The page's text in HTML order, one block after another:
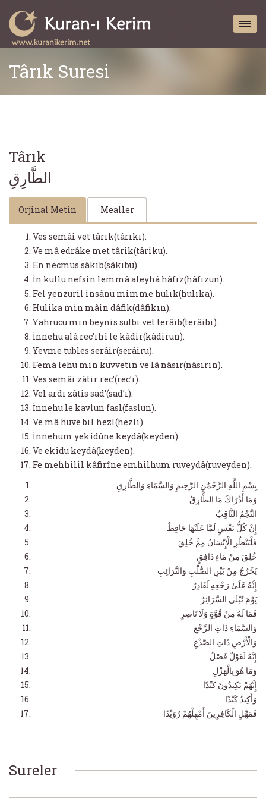
Târık Suresi
Târık
الطَّارِقِ
Orjinal Metin Mealler
Ves semâi vet târık(târıkı).
Ve mâ edrâke met târik(târiku).
En necmus sâkıb(sâkıbu).
İn kullu nefsin lemmâ aleyhâ hâfız(hâfızun).
Fel yenzuril insânu mimme hulık(hulıka).
Hulika min mâin dâfik(dâfikın).
Yahrucu min beynis sulbi vet terâib(terâibi).
İnnehu alâ rec’ıhî le kâdir(kâdirun).
Yevme tubles serâir(serâiru).
Femâ lehu min kuvvetin ve lâ nâsır(nâsırın).
Ves semâi zâtir rec’(rec’ı).
Vel ardı zâtis sad’(sad’ı).
İnnehu le kavlun fasl(faslun).
Ve mâ huve bil hezl(hezli).
İnnehum yekîdûne keydâ(keyden).
Ve ekîdu keydâ(keyden).
Fe mehhilil kâfirîne emhilhum ruveydâ(ruveyden).
بِسْمِ اللَّهِ الرَّحْمَٰنِ الرَّحِيمِ وَالسَّمَاءِ وَالطَّارِقِ
وَمَا أَدْرَاكَ مَا الطَّارِقُ
النَّجْمُ الثَّاقِبُ
إِنْ كُلُّ نَفْسٍ لَمَّا عَلَيْهَا حَافِظٌ
فَلْيَنْظُرِ الْإِنْسَانُ مِمَّ خُلِقَ
خُلِقَ مِنْ مَاءٍ دَافِقٍ
يَخْرُجُ مِنْ بَيْنِ الصُّلْبِ وَالتَّرَائِبِ
إِنَّهُ عَلَىٰ رَجْعِهِ لَقَادِرٌ
يَوْمَ تُبْلَى السَّرَائِرُ
فَمَا لَهُ مِنْ قُوَّةٍ وَلَا نَاصِرٍ
وَالسَّمَاءِ ذَاتِ الرَّجْعِ
وَالْأَرْضِ ذَاتِ الصَّدْعِ
إِنَّهُ لَقَوْلٌ فَصْلٌ
وَمَا هُوَ بِالْهَزْلِ
إِنَّهُمْ يَكِيدُونَ كَيْدًا
وَأَكِيدُ كَيْدًا
فَمَهِّلِ الْكَافِرِينَ أَمْهِلْهُمْ رُوَيْدًا
Sureler